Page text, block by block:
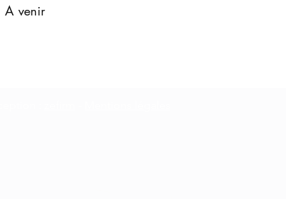
A venir